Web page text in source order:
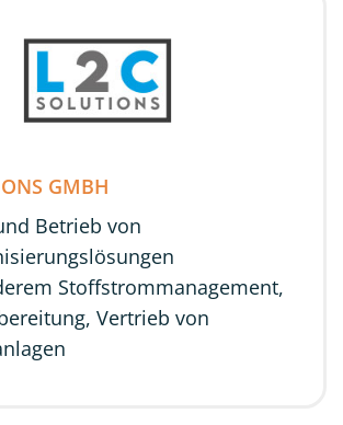
GMBH
Betrieb von
Stoffstrommanagement,
Vertrieb von